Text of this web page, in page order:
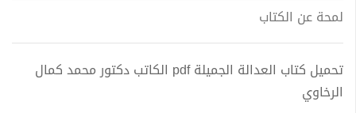
لمحة عن الكتاب
تحميل كتاب العدالة الجميلة pdf الكاتب دكتور محمد كمال
الرخاوي